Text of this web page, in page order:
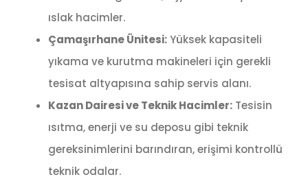
ıslak hacimler.
Çamaşırhane Ünitesi:Yüksek kapasiteli
yıkama ve kurutma makineleri için gerekli
tesisat altyapısına sahip servis alanı.
Kazan Dairesi ve Teknik Hacimler:Tesisin
ısıtma, enerji ve su deposu gibi teknik
gereksinimlerini barındıran, erişimi kontrollü
teknik odalar.